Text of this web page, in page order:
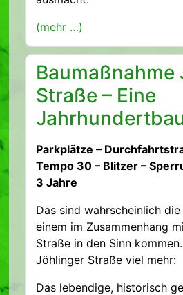
(mehr …)
Baumaßnahme
Straße – Eine
Parkplätze –
Tempo 30 – Blitzer –
3 Jahre
Das sind wahrscheinlich
einem im Zusammenhang
Straße in den Sinn
Jöhlinger Straße viel mehr:
Das lebendige, historisch